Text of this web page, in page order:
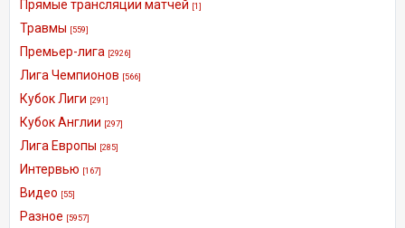
Прямые трансляции матчей [1]
Травмы [559]
Премьер-лига [2926]
Лига Чемпионов [566]
Кубок Лиги [291]
Кубок Англии [297]
Лига Европы [285]
Интервью [167]
Видео [55]
Разное [5957]